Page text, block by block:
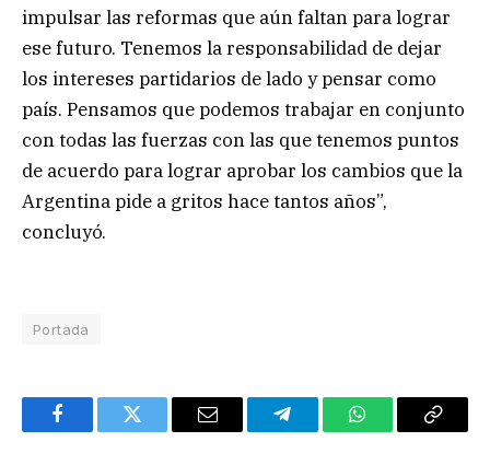
impulsar las reformas que aún faltan para lograr
ese futuro. Tenemos la responsabilidad de dejar
los intereses partidarios de lado y pensar como
país. Pensamos que podemos trabajar en conjunto
con todas las fuerzas con las que tenemos puntos
de acuerdo para lograr aprobar los cambios que la
Argentina pide a gritos hace tantos años”,
concluyó.
Portada
FacebookTwitter Email TelegramWhatsAppCopy